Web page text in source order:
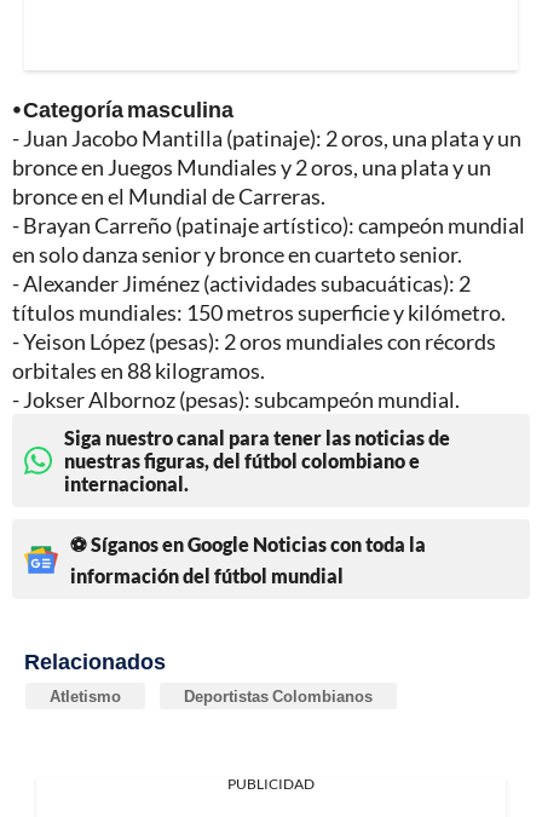
⦁ Categoría masculina
- Juan Jacobo Mantilla (patinaje): 2 oros, una plata y un
bronce en Juegos Mundiales y 2 oros, una plata y un
bronce en el Mundial de Carreras.
- Brayan Carreño (patinaje artístico): campeón mundial
en solo danza senior y bronce en cuarteto senior.
- Alexander Jiménez (actividades subacuáticas): 2
títulos mundiales: 150 metros superficie y kilómetro.
- Yeison López (pesas): 2 oros mundiales con récords
orbitales en 88 kilogramos.
- Jokser Albornoz (pesas): subcampeón mundial.
Siga nuestro canal para tener las noticias de
nuestras figuras, del fútbol colombiano e
internacional.
⚽ Síganos en Google Noticias con toda la
información del fútbol mundial
Relacionados
Atletismo Deportistas Colombianos
PUBLICIDAD